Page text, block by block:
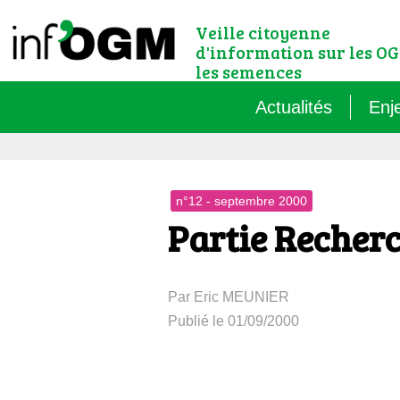
Veille citoyenne
d'information sur les
les semences
Actualités
Le
n°12 - septembre 2000
Partie
Par Eric MEUNIER
Publié le 01/09/2000